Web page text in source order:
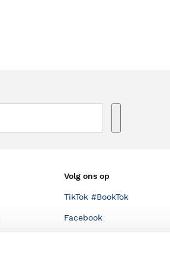
Volg ons op
TikTok #BookTok
Facebook